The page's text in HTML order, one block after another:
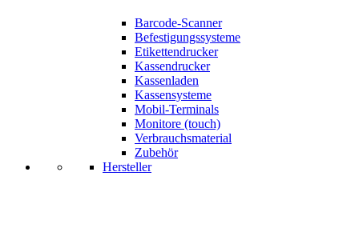
Barcode-Scanner
Befestigungssysteme
Etikettendrucker
Kassendrucker
Kassenladen
Kassensysteme
Mobil-Terminals
Monitore (touch)
Verbrauchsmaterial
Zubehör
Hersteller